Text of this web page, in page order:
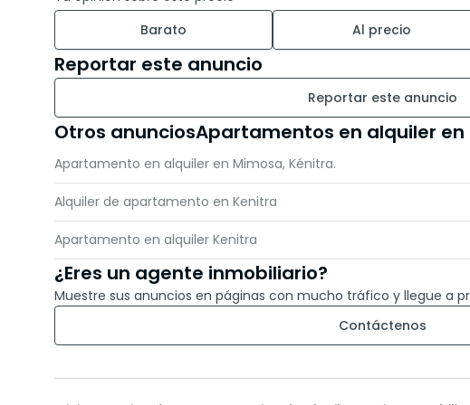
Barato Al precio
Reportar este anuncio
Reportar este anuncio
Otros anunciosApartamentos en alquiler en
Apartamento en alquiler en Mimosa, Kénitra.
Alquiler de apartamento en Kenitra
Apartamento en alquiler Kenitra
¿Eres un agente inmobiliario?
Muestre sus anuncios en páginas con mucho tráfico y llegue a
Contáctenos